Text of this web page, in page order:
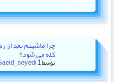
چرا ماشینم بعد از
کله می شود؟
توسط Saeid_seyedi1 هفته پیش